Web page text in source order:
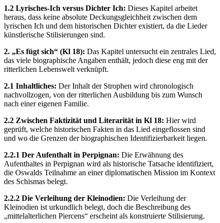
1.2 Lyrisches-Ich versus Dichter Ich: Dieses Kapitel arbeitet
heraus, dass keine absolute Deckungsgleichheit zwischen dem
lyrischen Ich und dem historischen Dichter existiert, da die Lieder
künstlerische Stilisierungen sind.
2. „Es fügt sich“ (Kl 18): Das Kapitel untersucht ein zentrales Lied,
das viele biographische Angaben enthält, jedoch diese eng mit der
ritterlichen Lebenswelt verknüpft.
2.1 Inhaltliches: Der Inhalt der Strophen wird chronologisch
nachvollzogen, von der ritterlichen Ausbildung bis zum Wunsch
nach einer eigenen Familie.
2.2 Zwischen Faktizität und Literarität in Kl 18: Hier wird
geprüft, welche historischen Fakten in das Lied eingeflossen sind
und wo die Grenzen der biographischen Identifizierbarkeit liegen.
2.2.1 Der Aufenthalt in Perpignan: Die Erwähnung des
Aufenthaltes in Perpignan wird als historische Tatsache identifiziert,
die Oswalds Teilnahme an einer diplomatischen Mission im Kontext
des Schismas belegt.
2.2.2 Die Verleihung der Kleinodien: Die Verleihung der
Kleinodien ist urkundlich belegt, doch die Beschreibung des
„mittelalterlichen Piercens“ erscheint als konstruierte Stilisierung.